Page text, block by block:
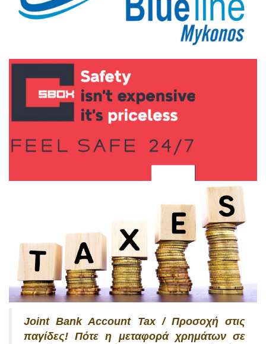
Joint Bank Account Tax / Προσοχή στις
παγίδες! Πότε η μεταφορά χρημάτων σε